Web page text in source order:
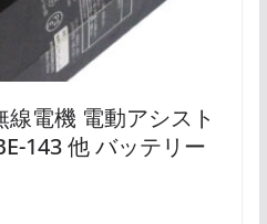
電機 電動アシスト
143 他 バッテリー